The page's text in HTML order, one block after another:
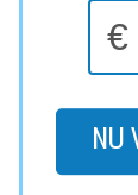
€
NU